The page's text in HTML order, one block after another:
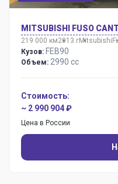
MITSUBISHI FUSO
219 000 км2013 гMitsubishi
Кузов: FEB90
Объем: 2990 сс
Стоимость:
~ 2 990 904 ₽
Цена в России